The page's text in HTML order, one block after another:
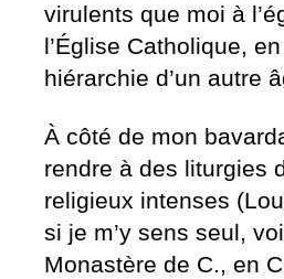
virulents que moi à
l’Église Catholique,
hiérarchie d’un autre
À côté de mon
rendre à des liturgies
religieux intenses
si je m’y sens seul,
Monastère de C., en